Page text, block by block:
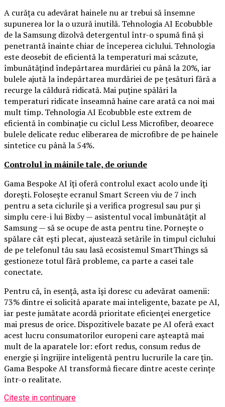
A curăța cu adevărat hainele nu ar trebui să însemne
supunerea lor la o uzură inutilă. Tehnologia AI Ecobubble
de la Samsung dizolvă detergentul într-o spumă fină și
penetrantă înainte chiar de începerea ciclului. Tehnologia
este deosebit de eficientă la temperaturi mai scăzute,
îmbunătățind îndepărtarea murdăriei cu până la 20%, iar
bulele ajută la îndepărtarea murdăriei de pe țesături fără a
recurge la căldură ridicată. Mai puține spălări la
temperaturi ridicate înseamnă haine care arată ca noi mai
mult timp. Tehnologia AI Ecobubble este extrem de
eficientă în combinație cu ciclul Less Microfiber, deoarece
bulele delicate reduc eliberarea de microfibre de pe hainele
sintetice cu până la 54%.
Controlul în mâinile tale, de oriunde
Gama Bespoke AI îți oferă controlul exact acolo unde îți
dorești. Folosește ecranul Smart Screen viu de 7 inch
pentru a seta ciclurile și a verifica progresul sau pur și
simplu cere-i lui Bixby — asistentul vocal îmbunătățit al
Samsung — să se ocupe de asta pentru tine. Pornește o
spălare cât ești plecat, ajustează setările în timpul ciclului
de pe telefonul tău sau lasă ecosistemul SmartThings să
gestioneze totul fără probleme, ca parte a casei tale
conectate.
Pentru că, în esență, asta își doresc cu adevărat oamenii:
73% dintre ei solicită aparate mai inteligente, bazate pe AI,
iar peste jumătate acordă prioritate eficienței energetice
mai presus de orice. Dispozitivele bazate pe AI oferă exact
acest lucru consumatorilor europeni care așteaptă mai
mult de la aparatele lor: efort redus, consum redus de
energie și îngrijire inteligentă pentru lucrurile la care țin.
Gama Bespoke AI transformă fiecare dintre aceste cerințe
într-o realitate.
Citeste in continuare